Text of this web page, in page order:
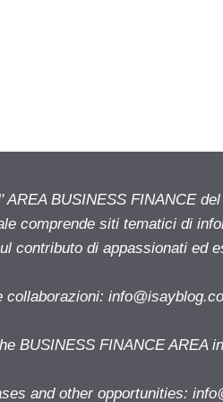
BUSINESS FINANCE
comprende siti tematici di
contributo di appassionati ed
collaborazioni:
BUSINESS FINANCE AREA
and other opportunities: